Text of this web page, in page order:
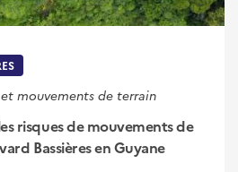
mouvements de terrain
risques de mouvements de
Bassières en Guyane